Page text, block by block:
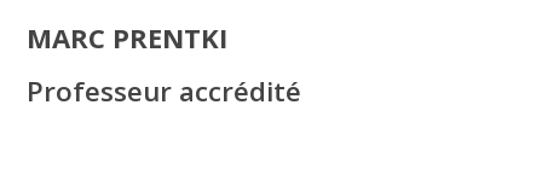
MARC PRENTKI
Professeur accrédité